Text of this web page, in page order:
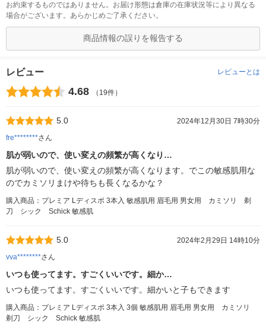
お約束するものではありません。お届け形態は倉庫の在庫状況等により異なる
場合がございます。あらかじめご了承ください。
商品情報の誤りを報告する
レビュー レビューとは
4.68 （19件）
5.0
2024年12月30日 7時30分
fre********さん
肌が弱いので、使い変えの頻繁が高くなり…
肌が弱いので、使い変えの頻繁が高くなります。でこの敏感肌用な
のでカミソリまけや待ちも長くなるかな？
購入商品：プレミア Lディスポ 3本入 敏感肌用 眉毛用 男女用 カミソリ 剃
刀 シック Schick 敏感肌
5.0
2024年2月29日 14時10分
vva********さん
いつも使ってます。すごくいいです。細か…
いつも使ってます。すごくいいです。細かいと子もできます
購入商品：プレミア Lディスポ 3本入 3個 敏感肌用 眉毛用 男女用 カミソリ
剃刀 シック Schick 敏感肌